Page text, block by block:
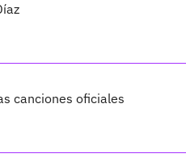
canciones oficiales